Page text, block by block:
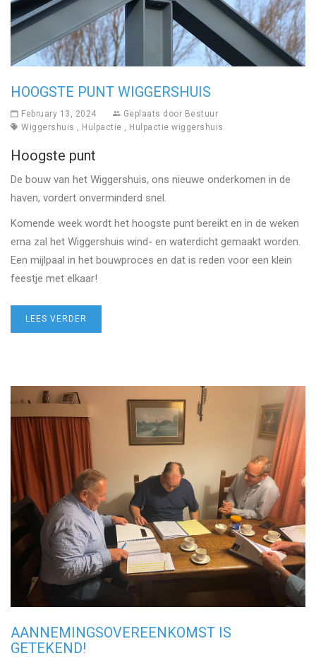
HOOGSTE PUNT WIGGERSHUIS
February 13, 2024 Geplaats door Bestuur
Wiggershuis
Hulpactie Hulpactie wiggershuis
Hoogste punt
De bouw van het Wiggershuis, ons nieuwe onderkomen in de
haven, vordert onverminderd snel.
Komende week wordt het hoogste punt bereikt en in de weken
erna zal het Wiggershuis wind- en waterdicht gemaakt worden.
Een mijlpaal in het bouwproces en dat is reden voor een klein
feestje met elkaar!
LEES VERDER
AANNEMINGSOVEREENKOMST IS
GETEKEND!